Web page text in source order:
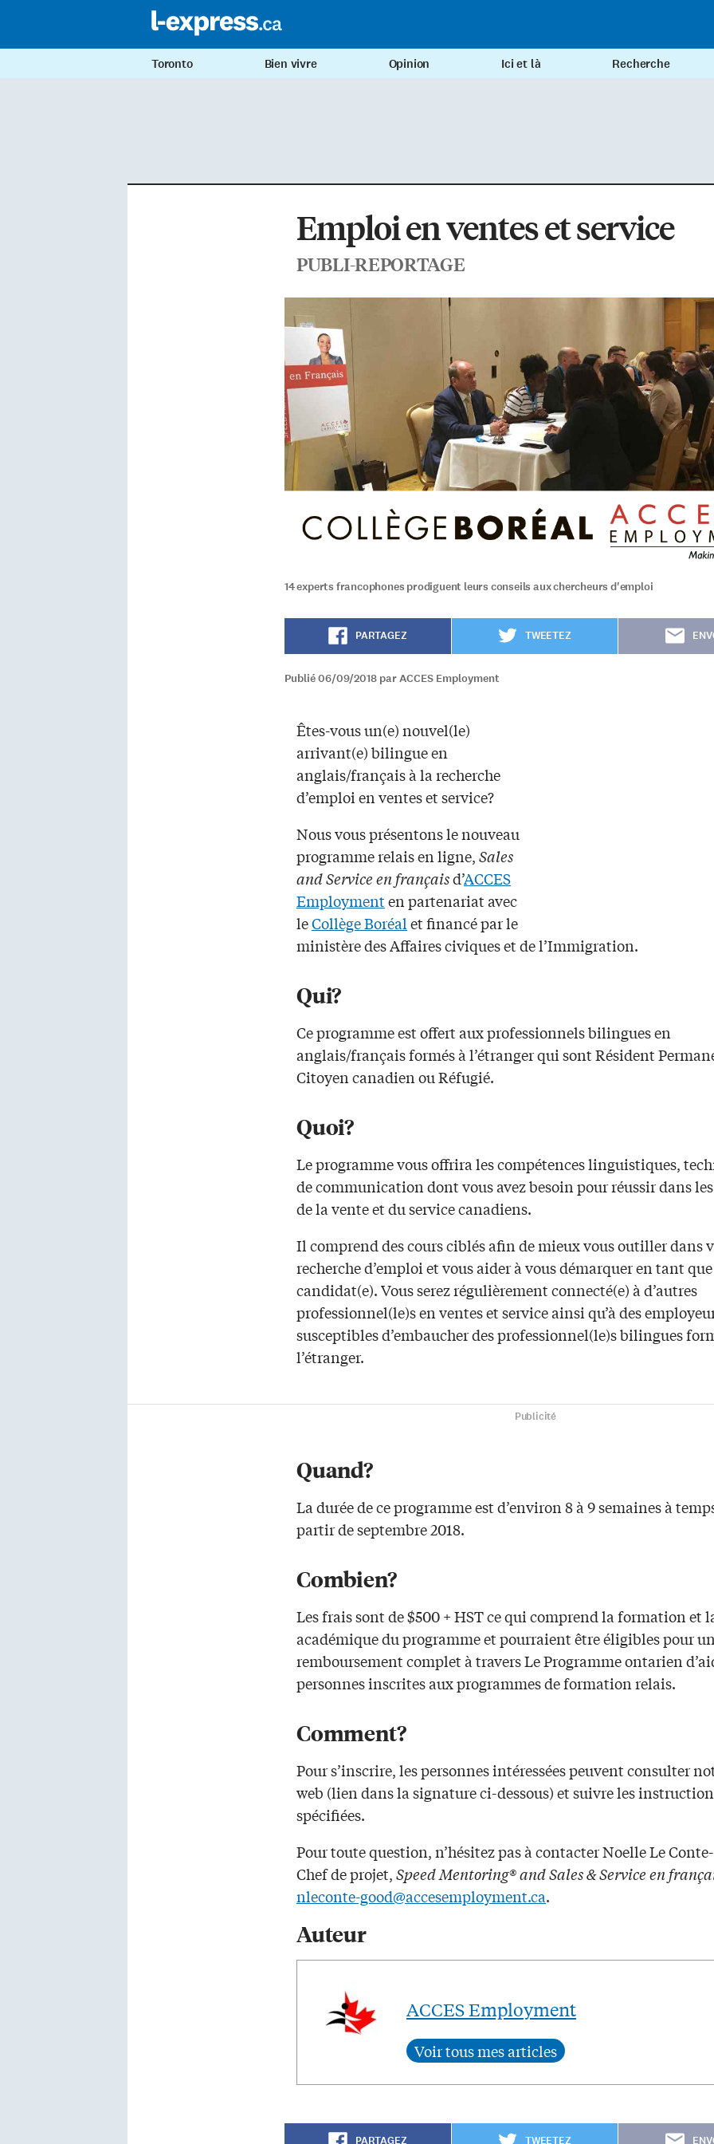
Toronto Bien vivre Opinion Ici et là Recherche
Emploi en ventes et service
PUBLI-REPORTAGE
14 experts francophones prodiguent leurs conseils aux chercheurs d'emploi
PARTAGEZ TWEETEZ
Publié 06/09/2018 par ACCES Employment
Êtes-vous un(e) nouvel(le)
arrivant(e) bilingue en
anglais/français à la recherche
d’emploi en ventes et service?
Nous vous présentons le nouveau
programme relais en ligne,Sales
and Service en françaisd’ACCES
Employmenten partenariat avec
leCollège Boréalet financé par le
ministère des Affaires civiques et de l’Immigration.
Qui?
Ce programme est offert aux professionnels bilingues en
anglais/français formés à l’étranger qui sont Résident
Citoyen canadien ou Réfugié.
Quoi?
Le programme vous offrira les compétences linguistiques,
de communication dont vous avez besoin pour réussir dans
de la vente et du service canadiens.
Il comprend des cours ciblés afin de mieux vous outiller dans
recherche d’emploi et vous aider à vous démarquer en tant que
candidat(e). Vous serez régulièrement connecté(e) à d’autres
professionnel(le)s en ventes et service ainsi qu’à des
susceptibles d’embaucher des professionnel(le)s bilingues
l’étranger.
Publicité
Quand?
La durée de ce programme est d’environ 8 à 9 semaines à
partir de septembre 2018.
Combien?
Les frais sont de $500 + HST ce qui comprend la formation et
académique du programme et pourraient être éligibles pour
remboursement complet à travers Le Programme ontarien
personnes inscrites aux programmes de formation relais.
Comment?
Pour s’inscrire, les personnes intéressées peuvent consulter
web (lien dans la signature ci-dessous) et suivre les
spécifiées.
Pour toute question, n’hésitez pas à contacter Noelle Le
Chef de projet,Speed Mentoring® and Sales & Service en
nleconte-good@accesemployment.ca.
Auteur
ACCES Employment
PARTAGEZ TWEETEZ